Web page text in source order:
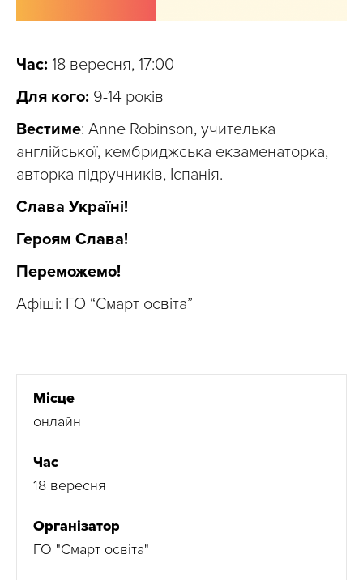
Час: 18 вересня, 17:00
Для кого: 9-14 років
Вестиме: Anne Robinson, учителька
англійської, кембриджська екзаменаторка,
авторка підручників, Іспанія.
Слава Україні!
Героям Слава!
Переможемо!
Афіші: ГО “Смарт освіта”
Місце
онлайн
Час
18 вересня
Організатор
ГО "Смарт освіта"